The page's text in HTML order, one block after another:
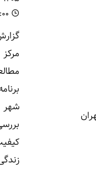
گزارش جدید
مطالعات و
برنامه‌ریزی
شهر تهران از
زندگی در